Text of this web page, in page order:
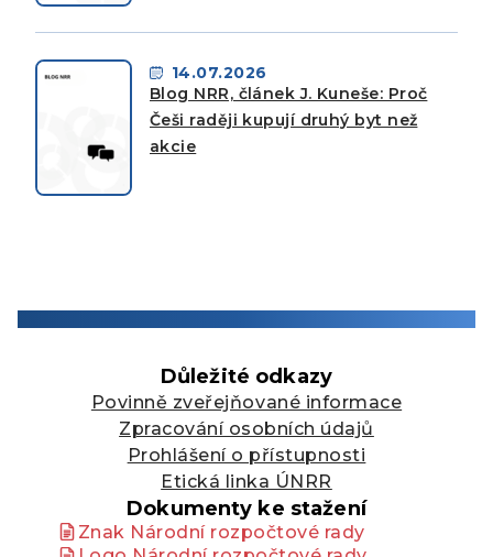
14.07.2026
Blog NRR, článek J. Kuneše: Proč
Češi raději kupují druhý byt než
akcie
Důležité odkazy
Povinně zveřejňované informace
Zpracování osobních údajů
Prohlášení o přístupnosti
Etická linka ÚNRR
Dokumenty ke stažení
Znak Národní rozpočtové rady